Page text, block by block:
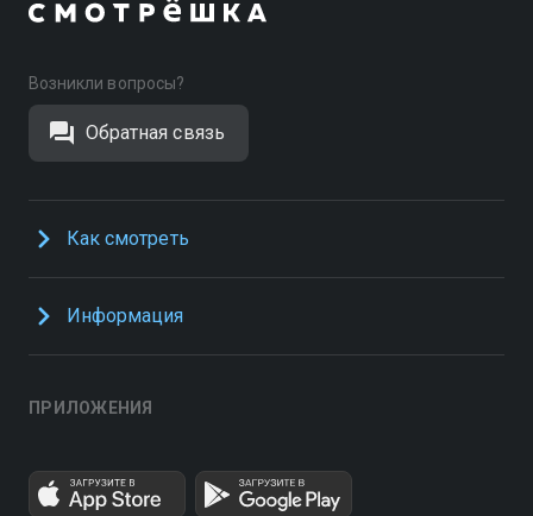
Возникли вопросы?
Обратная связь
Как смотреть
Информация
ПРИЛОЖЕНИЯ